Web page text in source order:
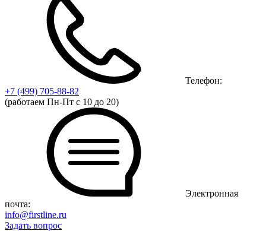
Телефон:
+7 (499) 705-88-82
(работаем Пн-Пт с 10 до 20)
Электронная
почта:
info@firstline.ru
Задать вопрос